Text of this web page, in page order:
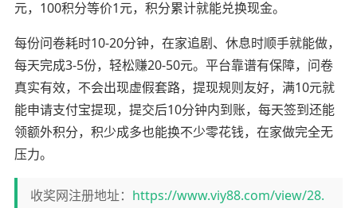
元，100积分等价1元，积分累计就能兑换现金。
每份问卷耗时10-20分钟，在家追剧、休息时顺手就能做，
每天完成3-5份，轻松赚20-50元。平台靠谱有保障，问卷
真实有效，不会出现虚假套路，提现规则友好，满10元就
能申请支付宝提现，提交后10分钟内到账，每天签到还能
领额外积分，积少成多也能换不少零花钱，在家做完全无
压力。
收奖网注册地址： https://www.viy88.com/view/28.